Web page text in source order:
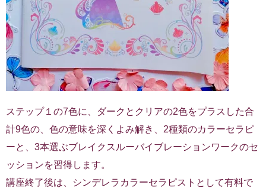
ステップ１の7色に、ダークとクリアの2色をプラスした合
計9色の、色の意味を深くよみ解き、2種類のカラーセラピ
ーと、3本選ぶブレイクスルーバイブレーションワークのセ
ッションを習得します。
講座終了後は、シンデレラカラーセラピストとして有料で